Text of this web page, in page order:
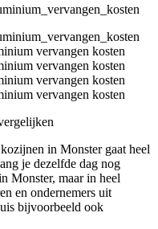
in Monster gaat heel
je dezelfde dag nog
Monster, maar in heel
en ondernemers uit
bijvoorbeeld ook